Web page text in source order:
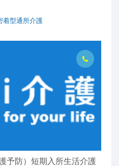
着型通所介護
予防）短期入所生活介護